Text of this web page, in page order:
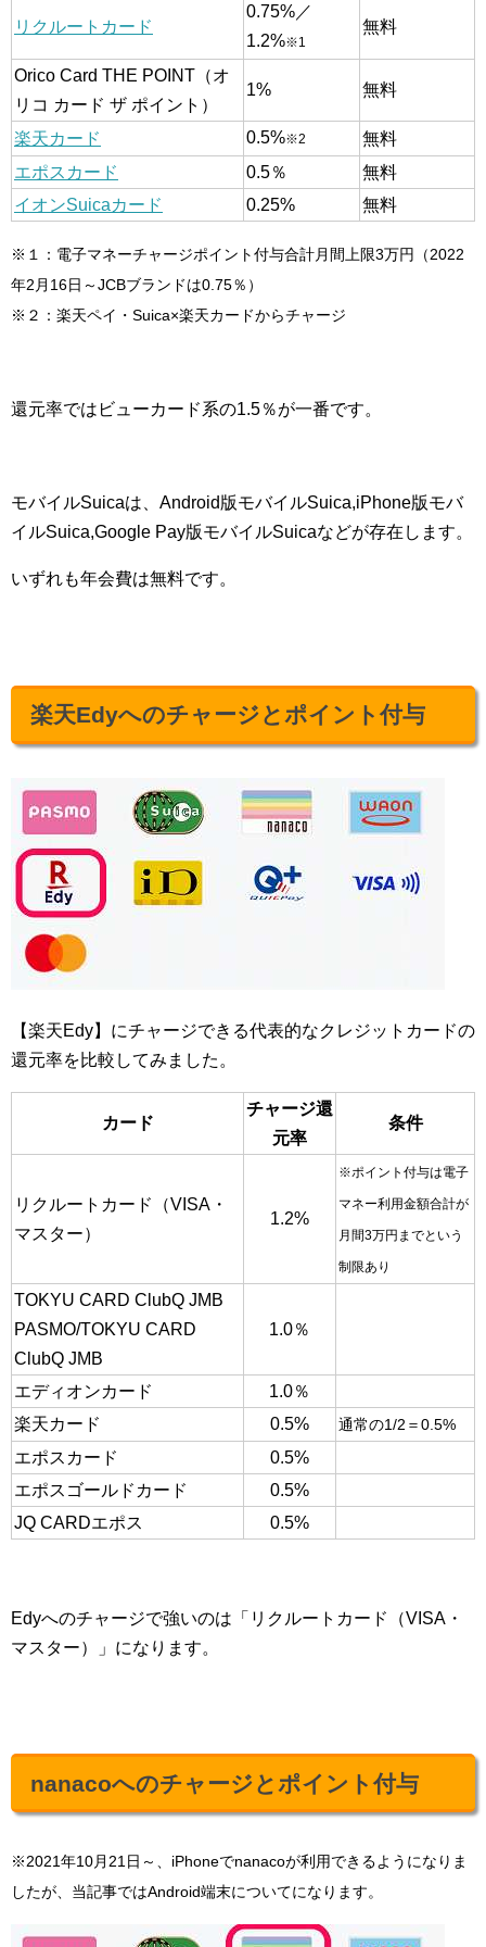
リクルートカード
0.75%／
1.2%※1
無料
Orico Card THE POINT（オ
リコ カード ザ ポイント）
1% 無料
楽天カード 0.5%※2
無料
エポスカード
0.5％
無料
イオンSuicaカード
0.25% 無料
※１：電子マネーチャージポイント付与合計月間上限3万円（2022
年2月16日～JCBブランドは0.75％）
※２：楽天ペイ・Suica×楽天カードからチャージ
還元率ではビューカード系の1.5％が一番です。
モバイルSuicaは、Android版モバイルSuica,iPhone版モバ
イルSuica,Google Pay版モバイルSuicaなどが存在します。
いずれも年会費は無料です。
楽天Edyへのチャージとポイント付与
【楽天Edy】にチャージできる代表的なクレジットカードの
還元率を比較してみました。
カード
チャージ還
元率
条件
リクルートカード（VISA・
マスター）
1.2%
※ポイント付与は電子
マネー利用金額合計が
月間3万円までという
制限あり
TOKYU CARD ClubQ JMB
PASMO/TOKYU CARD
ClubQ JMB
1.0％
エディオンカード
1.0％
楽天カード
0.5% 通常の1/2＝0.5%
エポスカード
0.5%
エポスゴールドカード
0.5%
JQ CARDエポス
0.5%
Edyへのチャージで強いのは「リクルートカード（VISA・
マスター）」になります。
nanacoへのチャージとポイント付与
※2021年10月21日～、iPhoneでnanacoが利用できるようになりま
したが、当記事ではAndroid端末についてになります。